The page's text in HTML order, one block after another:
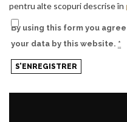
pentru alte scopuri descrise în
By using this form you
your data by this website. *
S’ENREGISTRER